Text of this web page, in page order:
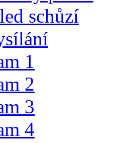
schůzí
1
2
3
4